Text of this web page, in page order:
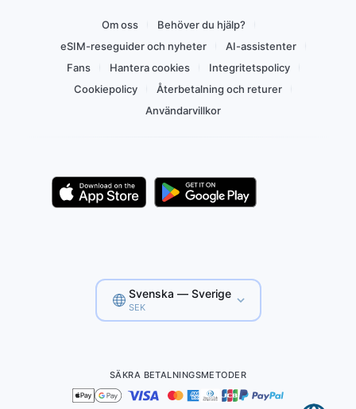
Om oss
Behöver du hjälp?
eSIM-reseguider och nyheter
AI-assistenter
Fans
Hantera cookies
Integritetspolicy
Cookiepolicy
Återbetalning och returer
Användarvillkor
Svenska — Sverige
SEK
SÄKRA BETALNINGSMETODER